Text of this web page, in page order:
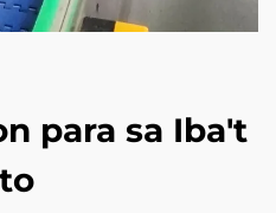
para sa Iba't